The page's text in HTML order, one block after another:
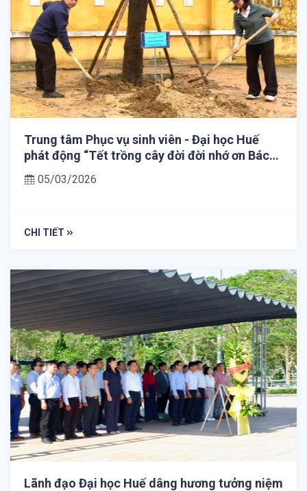
Trung tâm Phục vụ sinh viên - Đại học Huế
phát động “Tết trồng cây đời đời nhớ ơn Bác
Hồ” Xuân Bính Ngọ 2026
05/03/2026
CHI TIẾT
Lãnh đạo Đại học Huế dâng hương tưởng niệm